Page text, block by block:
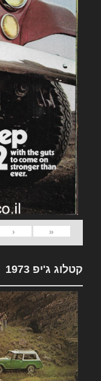
«
‹
קטלוג ג'יפ 1973